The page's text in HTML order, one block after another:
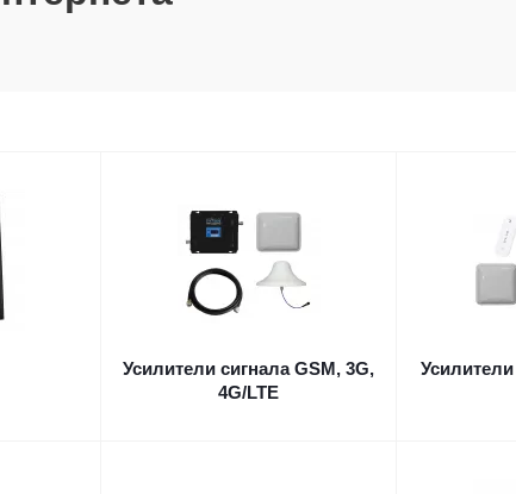
Усилители сигнала GSM, 3G,
4G/LTE
Усилители